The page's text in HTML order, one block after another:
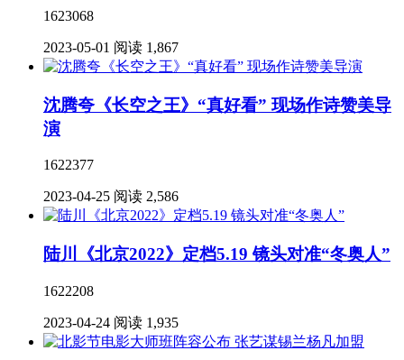
1623068
2023-05-01 阅读 1,867
沈腾夸《长空之王》“真好看” 现场作诗赞美导
演
1622377
2023-04-25 阅读 2,586
陆川《北京2022》定档5.19 镜头对准“冬奥人”
1622208
2023-04-24 阅读 1,935